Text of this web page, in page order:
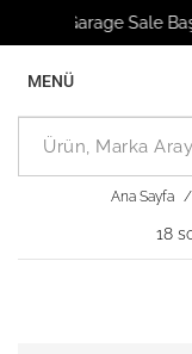
Garage Sale
MENÜ
Ana Sayfa
18